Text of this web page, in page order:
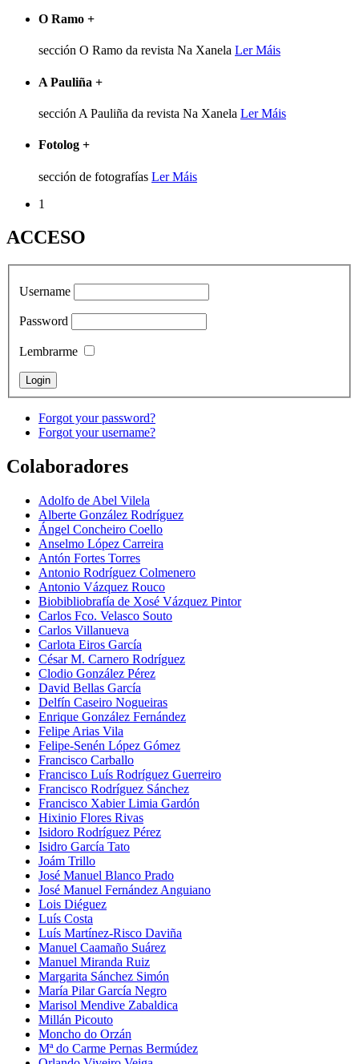
O Ramo +
sección O Ramo da revista Na Xanela Ler Máis
A Pauliña +
sección A Pauliña da revista Na Xanela Ler Máis
Fotolog +
sección de fotografías Ler Máis
1
ACCESO
Username
Password
Lembrarme
Forgot your password?
Forgot your username?
Colaboradores
Adolfo de Abel Vilela
Alberte González Rodríguez
Ángel Concheiro Coello
Anselmo López Carreira
Antón Fortes Torres
Antonio Rodríguez Colmenero
Antonio Vázquez Rouco
Biobibliobrafía de Xosé Vázquez Pintor
Carlos Fco. Velasco Souto
Carlos Villanueva
Carlota Eiros García
César M. Carnero Rodríguez
Clodio González Pérez
David Bellas García
Delfín Caseiro Nogueiras
Enrique González Fernández
Felipe Arias Vila
Felipe-Senén López Gómez
Francisco Carballo
Francisco Luís Rodríguez Guerreiro
Francisco Rodríguez Sánchez
Francisco Xabier Limia Gardón
Hixinio Flores Rivas
Isidoro Rodríguez Pérez
Isidro García Tato
Joám Trillo
José Manuel Blanco Prado
José Manuel Fernández Anguiano
Lois Diéguez
Luís Costa
Luís Martínez-Risco Daviña
Manuel Caamaño Suárez
Manuel Miranda Ruiz
Margarita Sánchez Simón
María Pilar García Negro
Marisol Mendive Zabaldica
Millán Picouto
Moncho do Orzán
Mª do Carme Pernas Bermúdez